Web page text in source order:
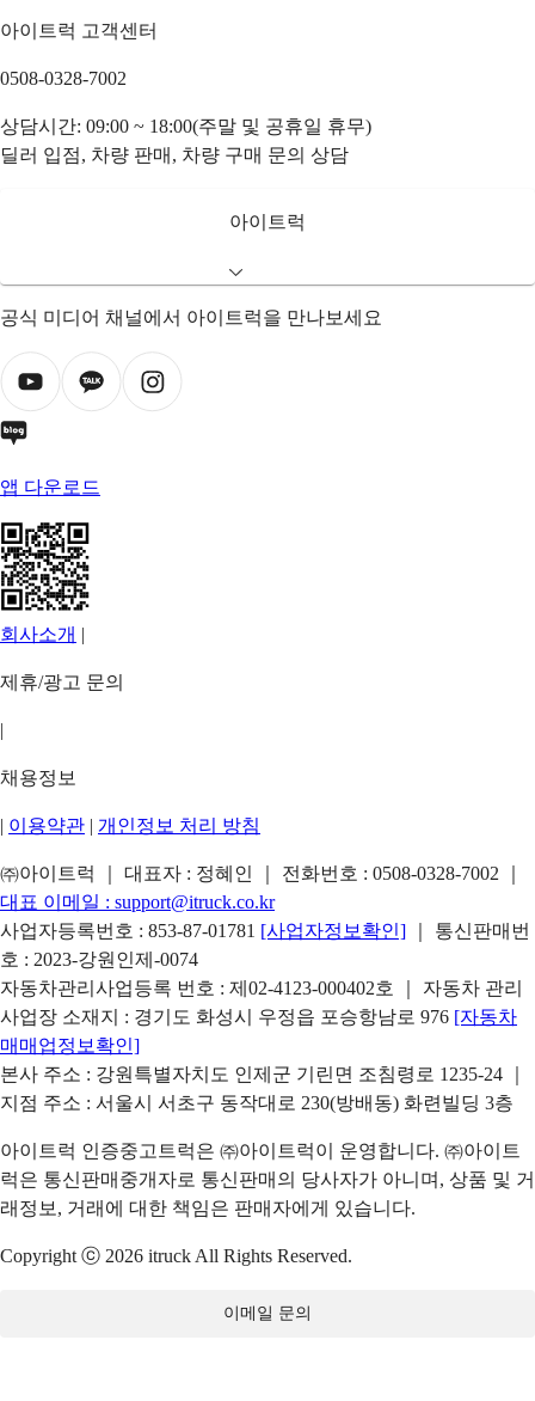
아이트럭 고객센터
0508-0328-7002
상담시간: 09:00 ~ 18:00(주말 및 공휴일 휴무)
딜러 입점, 차량 판매, 차량 구매 문의 상담
아이트럭
공식 미디어 채널에서 아이트럭을 만나보세요
앱 다운로드
회사소개 |
제휴/광고 문의
|
채용정보
| 이용약관 | 개인정보 처리 방침
㈜아이트럭 ｜ 대표자 : 정혜인 ｜ 전화번호 : 0508-0328-7002
대표 이메일 : support@itruck.co.kr
사업자등록번호 : 853-87-01781 [사업자정보확인]
｜ 통신판매번
호 : 2023-강원인제-0074
자동차관리사업등록 번호 : 제02-4123-000402호 ｜ 자동차 관리
사업장 소재지 : 경기도 화성시 우정읍 포승항남로 976 [자동차
매매업정보확인]
본사 주소 : 강원특별자치도 인제군 기린면 조침령로 1235-24 ｜
지점 주소 : 서울시 서초구 동작대로 230(방배동) 화련빌딩 3층
아이트럭 인증중고트럭은 ㈜아이트럭이 운영합니다. ㈜아이트
럭은 통신판매중개자로 통신판매의 당사자가 아니며, 상품 및 거
래정보, 거래에 대한 책임은 판매자에게 있습니다.
Copyright ⓒ 2026 itruck All Rights Reserved.
이메일 문의